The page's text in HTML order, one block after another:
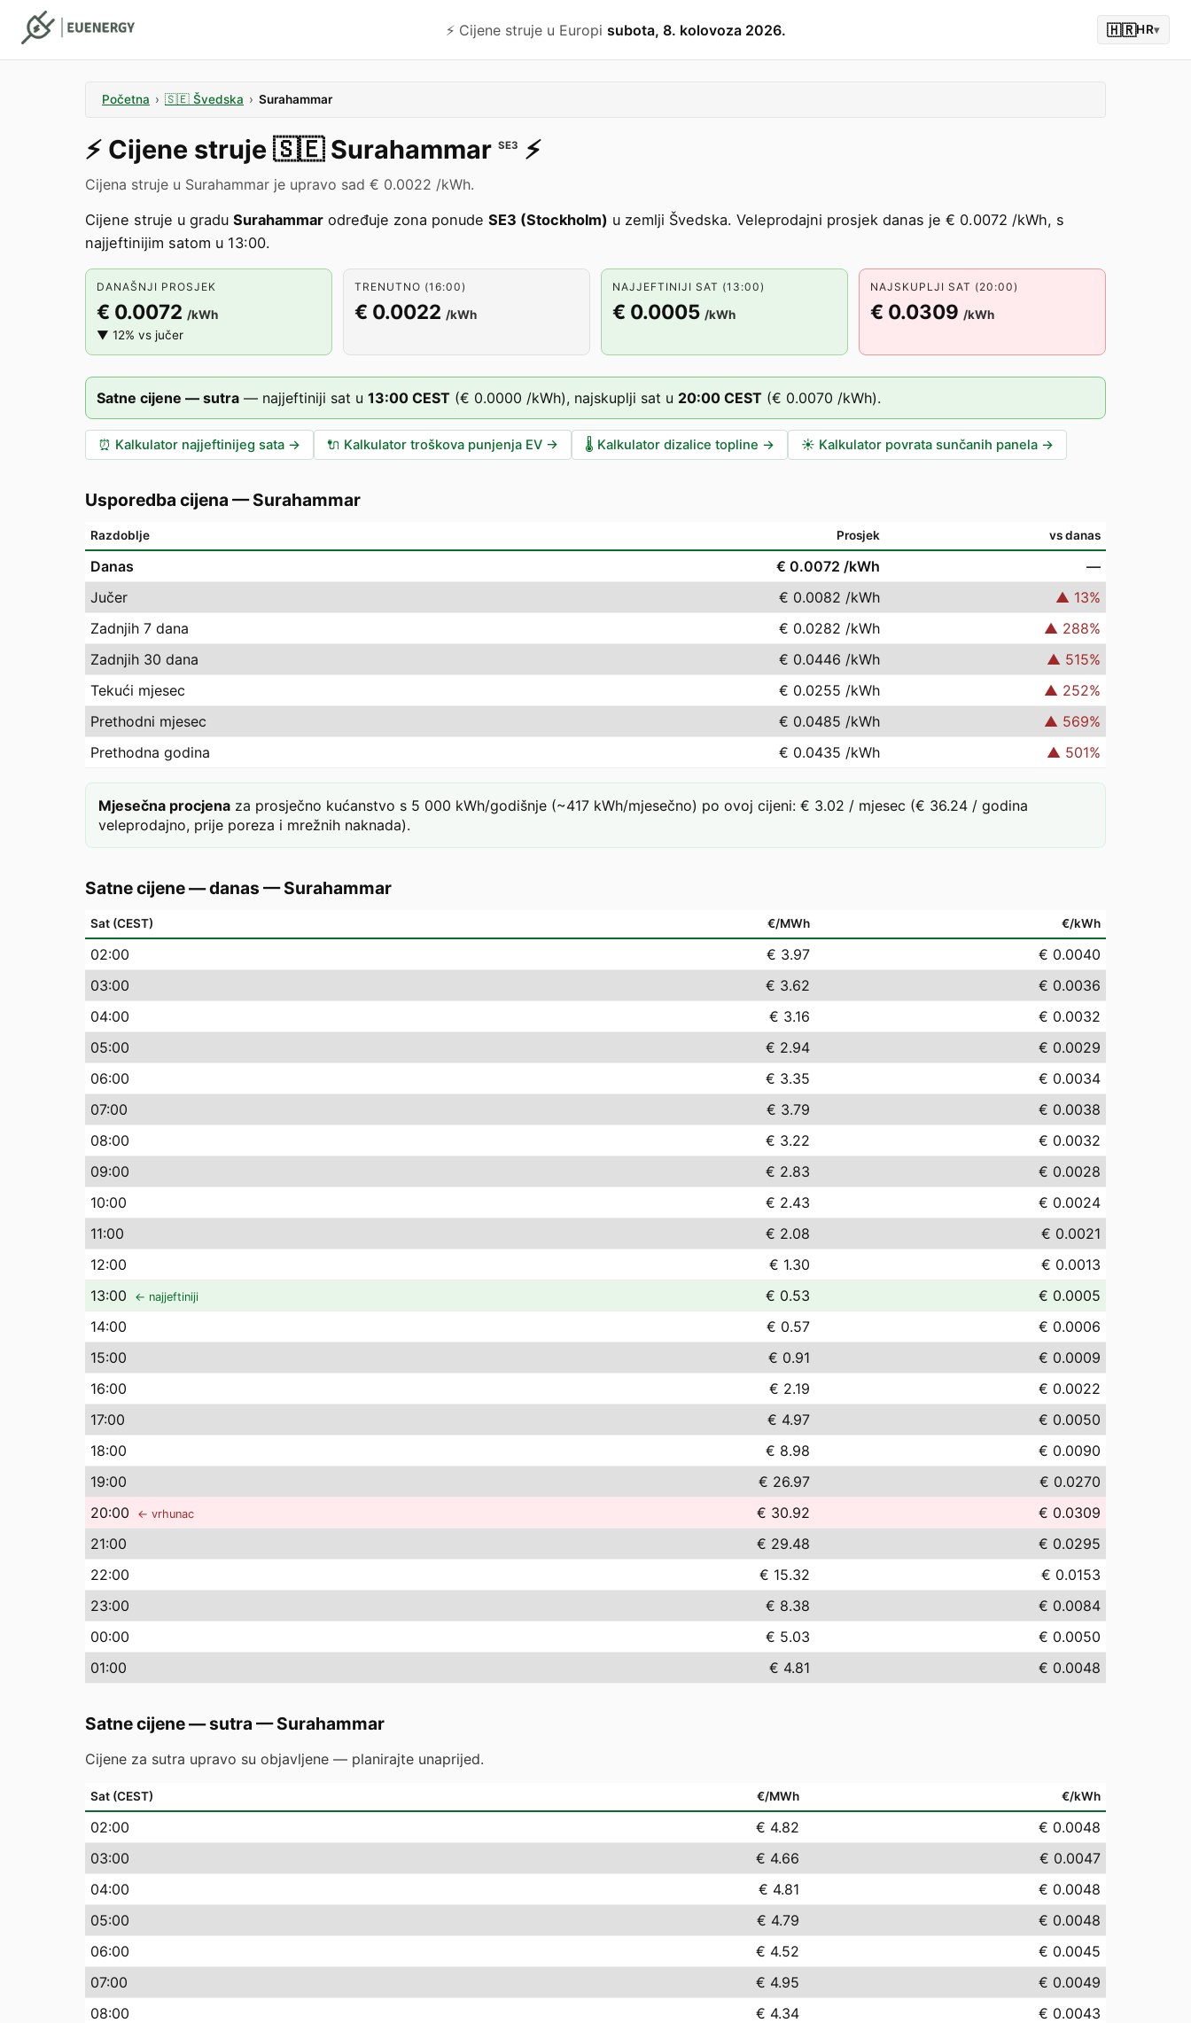
⚡️ Cijene struje u Europi subota, 8. kolovoza 2026. 🇭🇷HR▾
Početna › 🇸🇪 Švedska › Surahammar
⚡️ Cijene struje 🇸🇪 Surahammar SE3 ⚡️
Cijena struje u Surahammar je upravo sad € 0.0022 /kWh.
Cijene struje u gradu Surahammar određuje zona ponude SE3 (Stockholm) u zemlji Švedska. Veleprodajni prosjek danas je € 0.0072 /kWh, s
najjeftinijim satom u 13:00.
DANAŠNJI PROSJEK
€ 0.0072 /kWh
▼ 12% vs jučer
TRENUTNO (16:00)
€ 0.0022 /kWh
NAJJEFTINIJI SAT (13:00)
€ 0.0005 /kWh
NAJSKUPLJI SAT (20:00)
€ 0.0309 /kWh
Satne cijene — sutra — najjeftiniji sat u 13:00 CEST (€ 0.0000 /kWh), najskuplji sat u 20:00 CEST (€ 0.0070 /kWh).
⏰ Kalkulator najjeftinijeg sata → 🔌 Kalkulator troškova punjenja EV → 🌡️ Kalkulator dizalice topline → ☀️ Kalkulator povrata sunčanih panela →
Usporedba cijena —Surahammar
Razdoblje Prosjek vs danas
Danas € 0.0072 /kWh
—
Jučer
€ 0.0082 /kWh ▲ 13%
Zadnjih 7 dana
€ 0.0282 /kWh ▲ 288%
Zadnjih 30 dana
€ 0.0446 /kWh ▲ 515%
Tekući mjesec
€ 0.0255 /kWh ▲ 252%
Prethodni mjesec
€ 0.0485 /kWh ▲ 569%
Prethodna godina
€ 0.0435 /kWh ▲ 501%
Mjesečna procjena za prosječno kućanstvo s 5 000 kWh/godišnje (~417 kWh/mjesečno) po ovoj cijeni: € 3.02 / mjesec (€ 36.24 / godina
veleprodajno, prije poreza i mrežnih naknada).
Satne cijene — danas —Surahammar
Sat (CEST) €/MWh €/kWh
02:00 € 3.97
€ 0.0040
03:00 € 3.62
€ 0.0036
04:00 € 3.16
€ 0.0032
05:00 € 2.94
€ 0.0029
06:00 € 3.35
€ 0.0034
07:00 € 3.79
€ 0.0038
08:00 € 3.22
€ 0.0032
09:00 € 2.83
€ 0.0028
10:00 € 2.43
€ 0.0024
11:00 € 2.08
€ 0.0021
12:00 € 1.30
€ 0.0013
13:00 ← najjeftiniji € 0.53
€ 0.0005
14:00 € 0.57
€ 0.0006
15:00 € 0.91
€ 0.0009
16:00 € 2.19
€ 0.0022
17:00 € 4.97
€ 0.0050
18:00 € 8.98
€ 0.0090
19:00 € 26.97
€ 0.0270
20:00 ← vrhunac € 30.92
€ 0.0309
21:00 € 29.48
€ 0.0295
22:00 € 15.32
€ 0.0153
23:00 € 8.38
€ 0.0084
00:00 € 5.03
€ 0.0050
01:00 € 4.81 € 0.0048
Satne cijene — sutra —Surahammar
Cijene za sutra upravo su objavljene — planirajte unaprijed.
Sat (CEST) €/MWh €/kWh
02:00 € 4.82
€ 0.0048
03:00 € 4.66
€ 0.0047
04:00 € 4.81
€ 0.0048
05:00 € 4.79
€ 0.0048
06:00 € 4.52
€ 0.0045
07:00 € 4.95
€ 0.0049
08:00 € 4.34
€ 0.0043